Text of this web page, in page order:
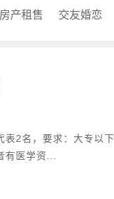
房产租售 交友婚恋
表2名，要求：大专以
有医学资...